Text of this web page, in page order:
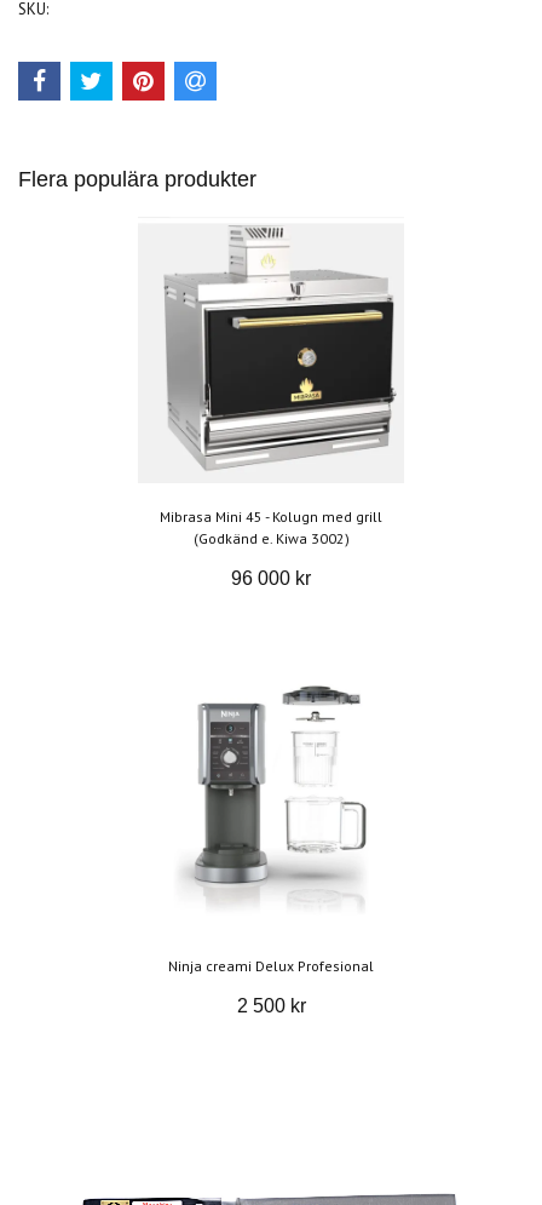
SKU:
Flera populära produkter
Mibrasa Mini 45 - Kolugn med grill
(Godkänd e. Kiwa 3002)
96 000 kr
Ninja creami Delux Profesional
2 500 kr